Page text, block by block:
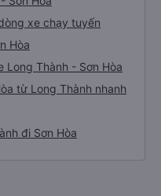
xe chạy tuyến
Hòa
Long Thành - Sơn Hòa
từ Long Thành nhanh
đi Sơn Hòa